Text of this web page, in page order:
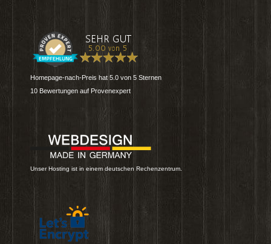
Homepage-nach-Preis hat 5.0 von 5 Sternen
10 Bewertungen auf Provenexpert
Unser Hosting ist in einem deutschen Rechenzentrum.